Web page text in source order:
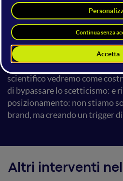
consumatore come scelta
comunicare fiducia, bisogna
esplora come il
trasformare un brand in una
comprendere il
target non è più un’opzione.
scientifico vedremo come
di bypassare lo scetticismo: e
posizionamento: non stiamo
brand, ma creando un trigger
Altri interventi